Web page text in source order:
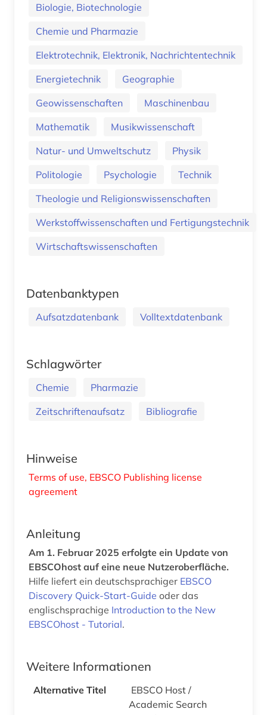
Biologie, Biotechnologie
Chemie und Pharmazie
Elektrotechnik, Elektronik, Nachrichtentechnik
Energietechnik
Geographie
Geowissenschaften
Maschinenbau
Mathematik
Musikwissenschaft
Natur- und Umweltschutz
Physik
Politologie
Psychologie
Technik
Theologie und Religionswissenschaften
Werkstoffwissenschaften und Fertigungstechnik
Wirtschaftswissenschaften
Datenbanktypen
Aufsatzdatenbank Volltextdatenbank
Schlagwörter
Chemie
Pharmazie
Zeitschriftenaufsatz
Bibliografie
Hinweise
Terms of use, EBSCO Publishing license
agreement
Anleitung
Am 1. Februar 2025 erfolgte ein Update von
EBSCOhost auf eine neue Nutzeroberfläche.
Hilfe liefert ein deutschsprachiger EBSCO
Discovery Quick-Start-Guide oder das
englischsprachige Introduction to the New
EBSCOhost - Tutorial.
Weitere Informationen
Alternative Titel
EBSCO Host /
Academic Search